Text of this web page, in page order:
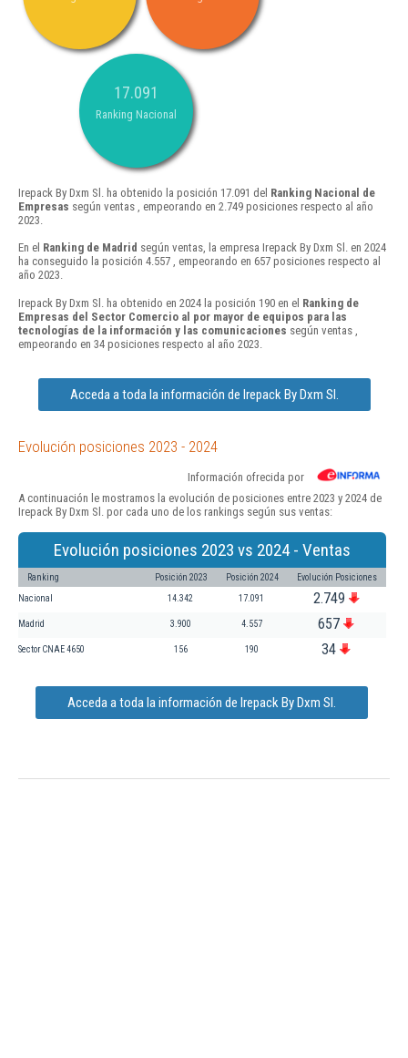
17.091
Ranking Nacional
Irepack By Dxm Sl. ha obtenido la posición 17.091 del Ranking Nacional de
Empresas según ventas , empeorando en 2.749 posiciones respecto al año
2023.
En el Ranking de Madrid según ventas, la empresa Irepack By Dxm Sl. en 2024
ha conseguido la posición 4.557 , empeorando en 657 posiciones respecto al
año 2023.
Irepack By Dxm Sl. ha obtenido en 2024 la posición 190 en el Ranking de
Empresas del Sector Comercio al por mayor de equipos para las
tecnologías de la información y las comunicaciones según ventas ,
empeorando en 34 posiciones respecto al año 2023.
Acceda a toda la información de Irepack By Dxm Sl.
Evolución posiciones 2023 - 2024
Información ofrecida por
A continuación le mostramos la evolución de posiciones entre 2023 y 2024 de
Irepack By Dxm Sl. por cada uno de los rankings según sus ventas:
Evolución posiciones 2023 vs 2024 - Ventas
Ranking Posición 2023 Posición 2024 Evolución Posiciones
Nacional 14.342 17.091 2.749
Madrid 3.900 4.557 657
Sector CNAE 4650 156 190 34
Acceda a toda la información de Irepack By Dxm Sl.